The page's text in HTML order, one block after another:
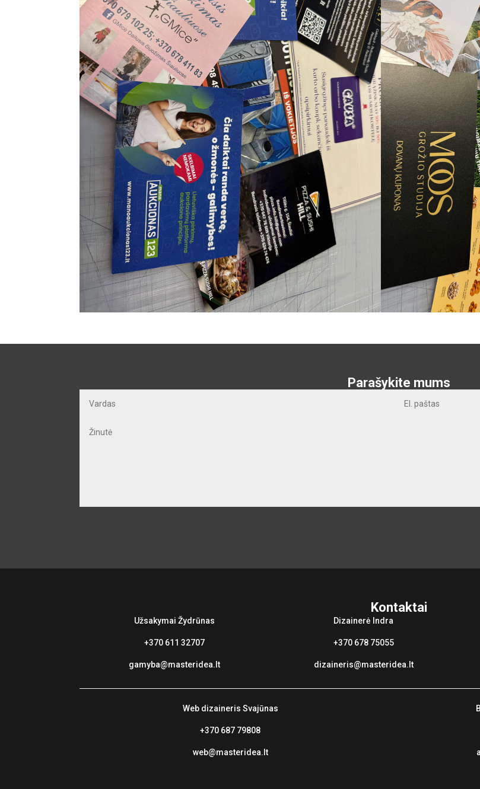
Parašykite mums
Kontaktai
Užsakymai Žydrūnas
+370 611 32707
gamyba@masteridea.lt
Dizainerė Indra
+370 678 75055
dizaineris@masteridea.lt
Webdizaineris Svajūnas
+370 687 79808
web@masteridea.lt